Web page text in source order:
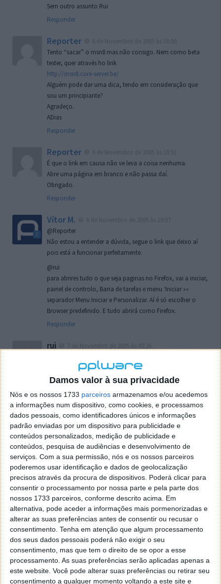
Damos valor à sua privacidade
Nós e os nossos 1733 parceiros armazenamos e/ou acedemos
a informações num dispositivo, como cookies, e processamos
dados pessoais, como identificadores únicos e informações
padrão enviadas por um dispositivo para publicidade e
conteúdos personalizados, medição de publicidade e
conteúdos, pesquisa de audiências e desenvolvimento de
serviços. Com a sua permissão, nós e os nossos parceiros
poderemos usar identificação e dados de geolocalização
precisos através da procura de dispositivos. Poderá clicar para
consentir o processamento por nossa parte e pela parte dos
nossos 1733 parceiros, conforme descrito acima. Em
alternativa, pode aceder a informações mais pormenorizadas e
alterar as suas preferências antes de consentir ou recusar o
consentimento. Tenha em atenção que algum processamento
dos seus dados pessoais poderá não exigir o seu
consentimento, mas que tem o direito de se opor a esse
processamento. As suas preferências serão aplicadas apenas a
este website. Você pode alterar suas preferências ou retirar seu
consentimento a qualquer momento voltando a este site e
Sem outro assunto Rui
Responder
Reporter
Tento “sacar” o msn8 mas não consigo. Nem como beta
tester, quer através ho link
http://msn8.core-server.be/
Alguém pode dar uma dica, tendo em consideração que
sou um principiante?
Agradeço.
ADias
Responder
Reporter
É que o link em causa não ve leva a coisa nenhuma.
Abre uma página em branco e não passa daí.
Obrigado.
Responder
Vítor M.
@Reporter
Não estou a entender a dúvida, segue o link que deixo aí
pois está a funcionar perfeitamente.
@rui
para abrires tudo o que seja paginas no Firefox, vai a iniciar,
painel de controlo, Barra de tarefas e menu ‘Iniciar »»
separador Menu Iniciar e Personalizar. Aí é só escolher o
Browser predefinido. E tudo abrirá como Firefox.
Responder
rui
localizaçao referida n se encontra la nada k me permita por
o firefox como browser predefenido
Ja percorri o painel
tentei apagar o explorer na tentativa de forçar o uso do
firefox mas em vao. Kaso te lembres de outra dica fico
agradecido, caso contrario obrigado a mesma
Responder
Vítor M.
7 de Novembro de 2005 às 01:39
@Reporter
Desculpa mas o link funciona. Seja como for segue por mail
o MSn Messenger 8.
Responder
Vítor M.
@Rui
Tens de encontrar o que te falei. Faz da seguinte maneira,
janela iniciar e no topo dessa janela com o botão direito do
rato faz propriedades. Depois no separador Menu ‘Iniciar’
clica no botão ‘Personalizar’ aí encontrarás no separador